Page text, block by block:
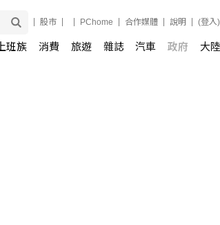
股市 PChome 合作媒體 說明 (登入)
上班族 消費 旅遊 雜誌 汽車 政府 大陸